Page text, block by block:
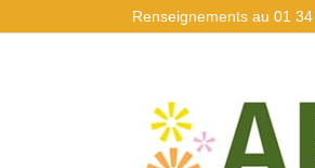
au
Renseignements au 01